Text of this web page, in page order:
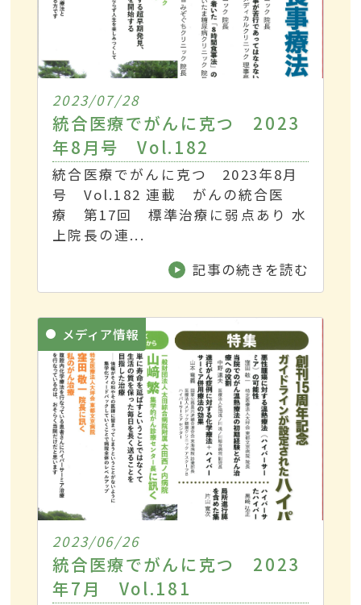
2023/07/28
統合医療でがんに克つ 2023
年8月号 Vol.182
統合医療でがんに克つ 2023年8月
号 Vol.182 連載 がんの統合医
療 第17回 標準治療に弱点あり 水
上院長の連...
記事の続きを読む
メディア情報
2023/06/26
統合医療でがんに克つ 2023
年7月 Vol.181